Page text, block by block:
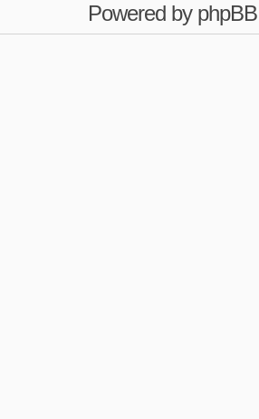
Powered by phpBB